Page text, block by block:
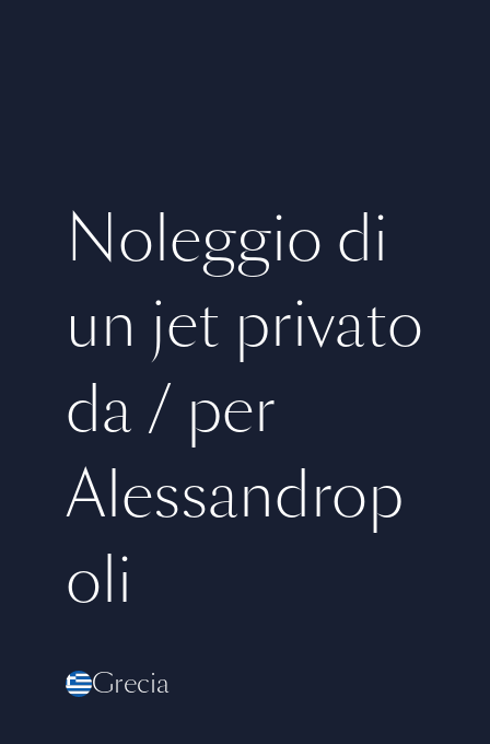
Noleggio di
un jet privato
da / per
Alessandrop
oli
Grecia